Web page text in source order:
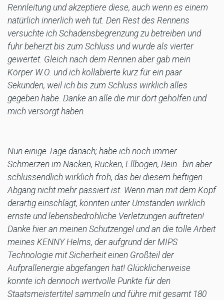
Rennleitung und akzeptiere diese, auch wenn es einem
natürlich innerlich weh tut. Den Rest des Rennens
versuchte ich Schadensbegrenzung zu betreiben und
fuhr beherzt bis zum Schluss und wurde als vierter
gewertet. Gleich nach dem Rennen aber gab mein
Körper W.O. und ich kollabierte kurz für ein paar
Sekunden, weil ich bis zum Schluss wirklich alles
gegeben habe. Danke an alle die mir dort geholfen und
mich versorgt haben.
Nun einige Tage danach; habe ich noch immer
Schmerzen im Nacken, Rücken, Ellbogen, Bein…bin aber
schlussendlich wirklich froh, das bei diesem heftigen
Abgang nicht mehr passiert ist. Wenn man mit dem Kopf
derartig einschlägt, könnten unter Umständen wirklich
ernste und lebensbedrohliche Verletzungen auftreten!
Danke hier an meinen Schutzengel und an die tolle Arbeit
meines KENNY Helms, der aufgrund der MIPS
Technologie mit Sicherheit einen Großteil der
Aufprallenergie abgefangen hat! Glücklicherweise
konnte ich dennoch wertvolle Punkte für den
Staatsmeistertitel sammeln und führe mit gesamt 180